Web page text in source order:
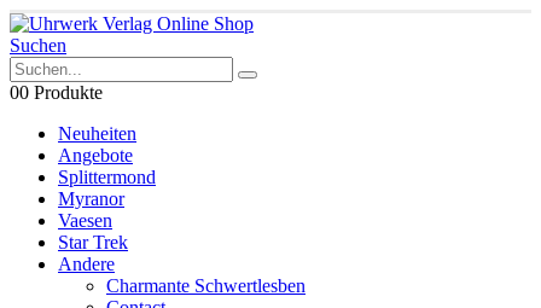
Suchen
00 Produkte
Neuheiten
Angebote
Splittermond
Myranor
Vaesen
Star Trek
Andere
Charmante Schwertlesben